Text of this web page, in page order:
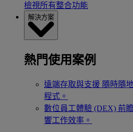
檢視所有整合功能
解決方案
熱門使用案例
遠端存取與支援 隨時隨
程式。
數位員工體驗 (DEX) 前
響工作效率。